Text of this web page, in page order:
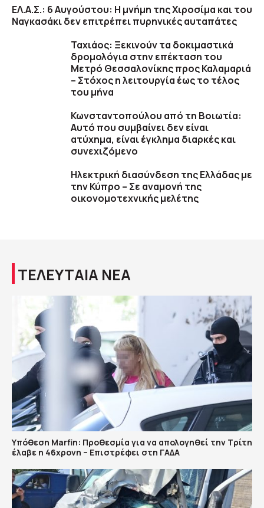
ΕΛ.Α.Σ.: 6 Αυγούστου: Η μνήμη της Χιροσίμα και του
Ναγκασάκι δεν επιτρέπει πυρηνικές αυταπάτες
Ταχιάος: Ξεκινούν τα δοκιμαστικά
δρομολόγια στην επέκταση του
Μετρό Θεσσαλονίκης προς Καλαμαριά
– Στόχος η λειτουργία έως το τέλος
του μήνα
Κωνσταντοπούλου από τη Βοιωτία:
Αυτό που συμβαίνει δεν είναι
ατύχημα, είναι έγκλημα διαρκές και
συνεχιζόμενο
Ηλεκτρική διασύνδεση της Ελλάδας με
την Κύπρο – Σε αναμονή της
οικονομοτεχνικής μελέτης
ΤΕΛΕΥΤΑΙΑ ΝΕΑ
Υπόθεση Marfin: Προθεσμία για να απολογηθεί την Τρίτη
έλαβε η 46χρονη – Επιστρέφει στη ΓΑΔΑ